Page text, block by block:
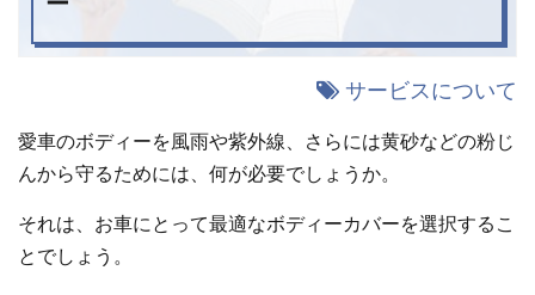
サービスについて
愛車のボディーを風雨や紫外線、さらには黄砂などの粉じ
んから守るためには、何が必要でしょうか。
それは、お車にとって最適なボディーカバーを選択するこ
とでしょう。